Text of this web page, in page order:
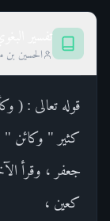
الحسين بن
قوله تعالى : (
كثير " وكائن "
جعفر ، وقرأ
كعين ،